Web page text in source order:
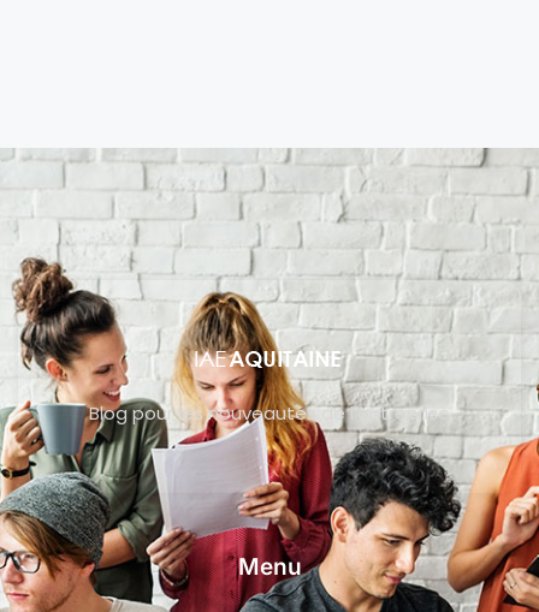
Blog pour les nouveautés de l’entreprise
Menu